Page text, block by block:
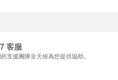
客服
支援團隊全天候為您提供協助。